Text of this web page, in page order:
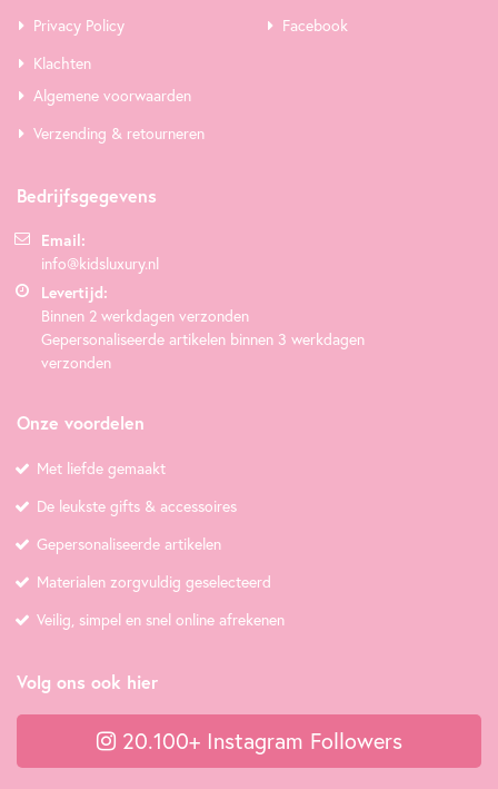
Privacy Policy
Klachten
Facebook
Algemene voorwaarden
Verzending & retourneren
Bedrijfsgegevens
Email:
info@kidsluxury.nl
Levertijd:
Binnen 2 werkdagen verzonden
Gepersonaliseerde artikelen binnen 3 werkdagen
verzonden
Onze voordelen
Met liefde gemaakt
De leukste gifts & accessoires
Gepersonaliseerde artikelen
Materialen zorgvuldig geselecteerd
Veilig, simpel en snel online afrekenen
Volg ons ook hier
20.100+ Instagram Followers